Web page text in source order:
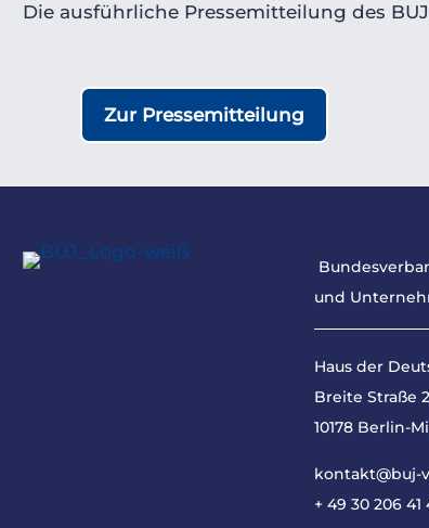
Die ausführliche Pressemitteilung des
Zur Pressemitteilung
und
Haus der
Breite Straße
10178 Berlin-
kontakt@buj-
+ 49 30 206 41